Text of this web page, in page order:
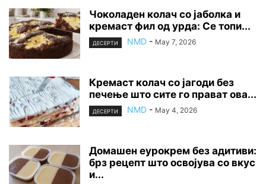
Чоколаден колач со јаболка и
кремаст фил од урда: Се топи...
ДЕСЕРТИ NMD - May 7, 2026
Кремаст колач со јагоди без
печење што сите го прават ова...
ДЕСЕРТИ NMD - May 4, 2026
Домашен еурокрем без адитиви:
брз рецепт што освојува со вкус
и...